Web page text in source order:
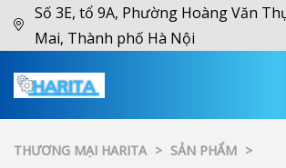
Số 3E, tổ 9A, Phường Hoàng Văn
Mai, Thành phố Hà Nội
THƯƠNG MẠI HARITA > SẢN PHẨM >